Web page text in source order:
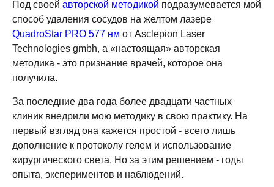
Под своей авторской методикой подразумевается мой
способ удаления сосудов на желтом лазере
QuadroStar PRO 577 нм от Asclepion Laser
Technologies gmbh, а «настоящая» авторская
методика - это признание врачей, которое она
получила.
За последние два года более двадцати частных
клиник внедрили мою методику в свою практику. На
первый взгляд она кажется простой - всего лишь
дополнение к протоколу гелем и использование
хирургического света. Но за этим решением - годы
опыта, экспериментов и наблюдений.